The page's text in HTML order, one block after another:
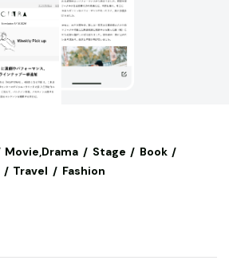
Movie,Drama Stage
Book
Travel Fashion